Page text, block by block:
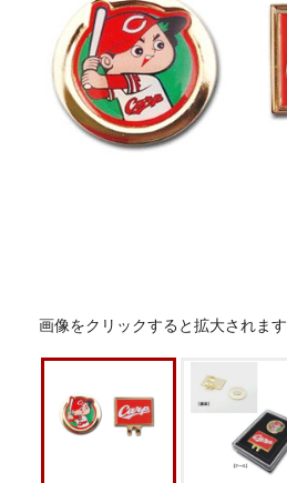
画像をクリックすると拡大されます